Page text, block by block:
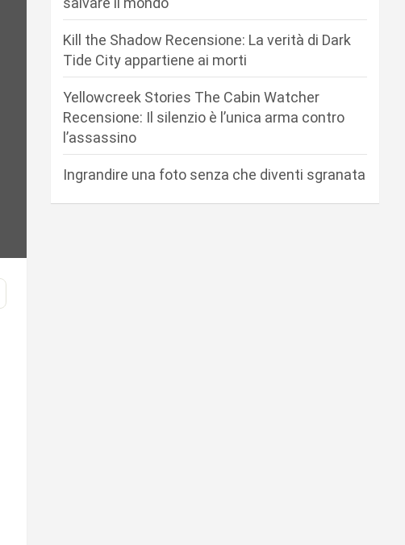
Kill the Shadow Recensione: La verità di Dark
Tide City appartiene ai morti
Yellowcreek Stories The Cabin Watcher
Recensione: Il silenzio è l’unica arma contro
l’assassino
Ingrandire una foto senza che diventi sgranata